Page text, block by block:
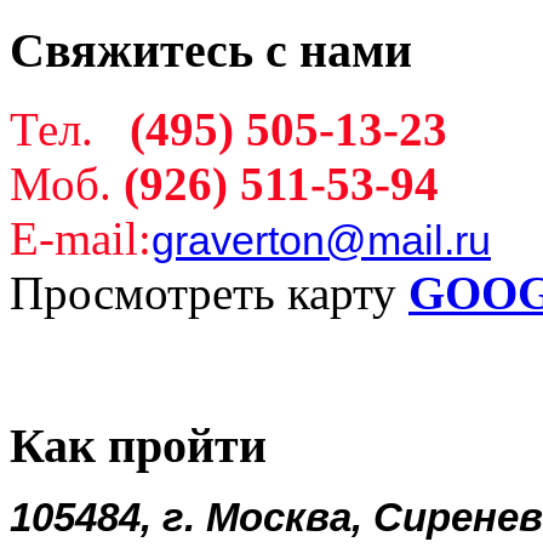
Свяжитесь с нами
Тел.
(495) 505-13-23
Моб. (926) 511-53-94
E-mail:graverton@mail.ru
Просмотреть карту
Как пройти
105484, г. Москва,